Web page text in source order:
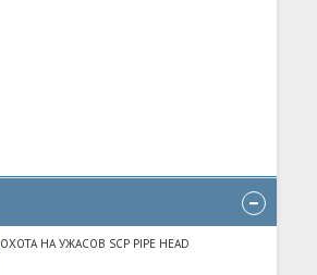
ОХОТА НА УЖАСОВ SCP PIPE HEAD